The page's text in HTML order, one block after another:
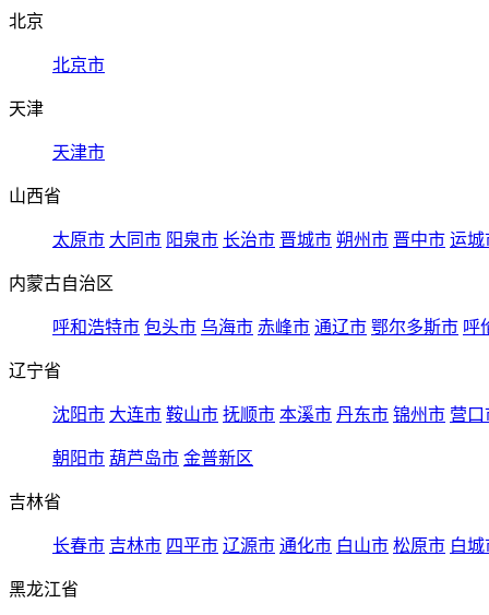
北京
北京市
天津
天津市
山西省
太原市 大同市 阳泉市 长治市 晋城市 朔州市 晋中市 运城
内蒙古自治区
呼和浩特市 包头市 乌海市 赤峰市 通辽市 鄂尔多斯市 呼
辽宁省
沈阳市 大连市 鞍山市 抚顺市 本溪市 丹东市 锦州市 营口
朝阳市 葫芦岛市 金普新区
吉林省
长春市 吉林市 四平市 辽源市 通化市 白山市 松原市 白城
黑龙江省